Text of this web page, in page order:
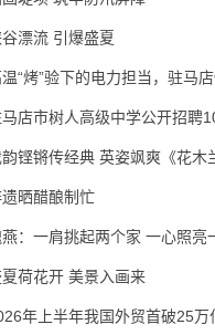
漂流 引爆盛夏
“烤”验下的电力担当，驻马
店市树人高级中学公开招聘
铿锵传经典 英姿飒爽《花木
晒醋酿制忙
：一肩挑起两个家 一心照亮
荷花开 美景入画来
年上半年我国外贸首破25万